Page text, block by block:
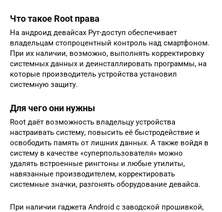
Что такое Root права
На андроид девайсах Рут-доступ обеспечивает
владельцам стопроцентный контроль над смартфоном.
При их наличии, возможно, выполнять корректировку
системных данных и деинсталлировать программы, на
которые производитель устройства установил
системную защиту.
Для чего они нужны
Root даёт возможность владельцу устройства
настраивать систему, повысить её быстродействие и
освободить память от лишних данных. А также войдя в
систему в качестве «суперпользователя» можно
удалять встроенные рингтоны и любые утилиты,
навязанные производителем, корректировать
системные значки, разгонять оборудование девайса.
При наличии гаджета Android с заводской прошивкой,